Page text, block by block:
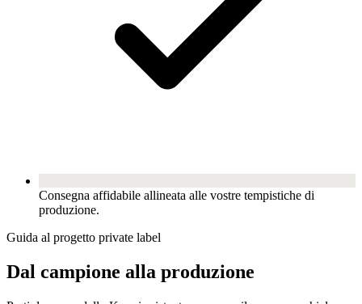
Consegna affidabile allineata alle vostre tempistiche di
produzione.
Guida al progetto private label
Dal campione alla produzione